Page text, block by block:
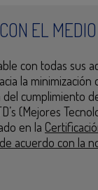
EL
con todas sus
la minimización
cumplimiento
(Mejores
en la
acuerdo con la